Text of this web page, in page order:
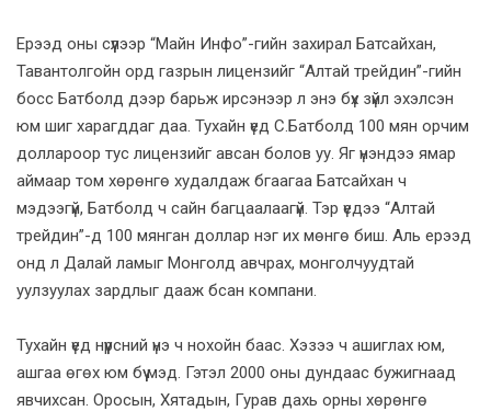
Ерээд оны сүүлээр “Майн Инфо”-гийн захирал Батсайхан,
Тавантолгойн орд газрын лицензийг “Алтай трейдин”-гийн
босс Батболд дээр барьж ирсэнээр л энэ бүх зүйл эхэлсэн
юм шиг харагддаг даа. Тухайн үед С.Батболд 100 мян орчим
доллароор тус лицензийг авсан болов уу. Яг үнэндээ ямар
аймаар том хөрөнгө худалдаж бгаагаа Батсайхан ч
мэдээгүй, Батболд ч сайн багцаалаагүй. Тэр үедээ “Алтай
трейдин”-д 100 мянган доллар нэг их мөнгө биш. Аль ерээд
онд л Далай ламыг Монголд авчрах, монголчуудтай
уулзуулах зардлыг дааж бсан компани.
Тухайн үед нүүрсний үнэ ч нохойн баас. Хэзээ ч ашиглах юм,
ашгаа өгөх юм бүү мэд. Гэтэл 2000 оны дундаас бужигнаад
явчихсан. Оросын, Хятадын, Гурав дахь орны хөрөнгө